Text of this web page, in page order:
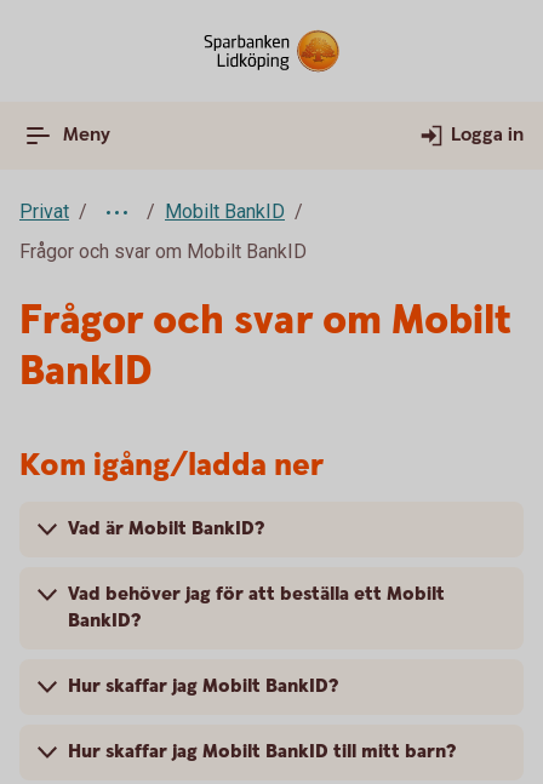
Meny Logga in
Privat
Mobilt BankID
Frågor och svar om Mobilt BankID
Frågor och svar om Mobilt
BankID
Kom igång/ladda ner
Vad är Mobilt BankID?
Vad behöver jag för att beställa ett Mobilt
BankID?
Hur skaffar jag Mobilt BankID?
Hur skaffar jag Mobilt BankID till mitt barn?